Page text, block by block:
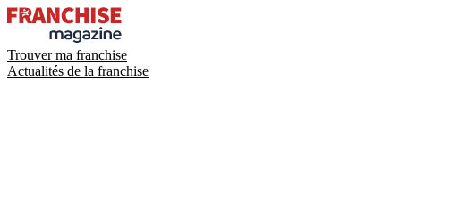
Trouver ma franchise
Actualités de la franchise